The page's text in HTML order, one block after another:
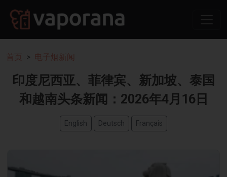
首页 电子烟新闻
印度尼西亚、菲律宾、新加坡、泰国
和越南头条新闻：2026年4月16日
English Deutsch Français